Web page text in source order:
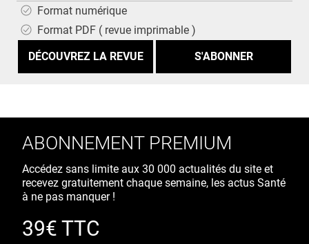
Format numérique
Format PDF ( revue imprimable )
DÉCOUVREZ LA REVUE
ABONNEMENT PREMIUM
Accédez sans limite aux 30 000 actualités du site et
recevez gratuitement chaque semaine, les actus Santé
à ne pas manquer !
39€ TTC